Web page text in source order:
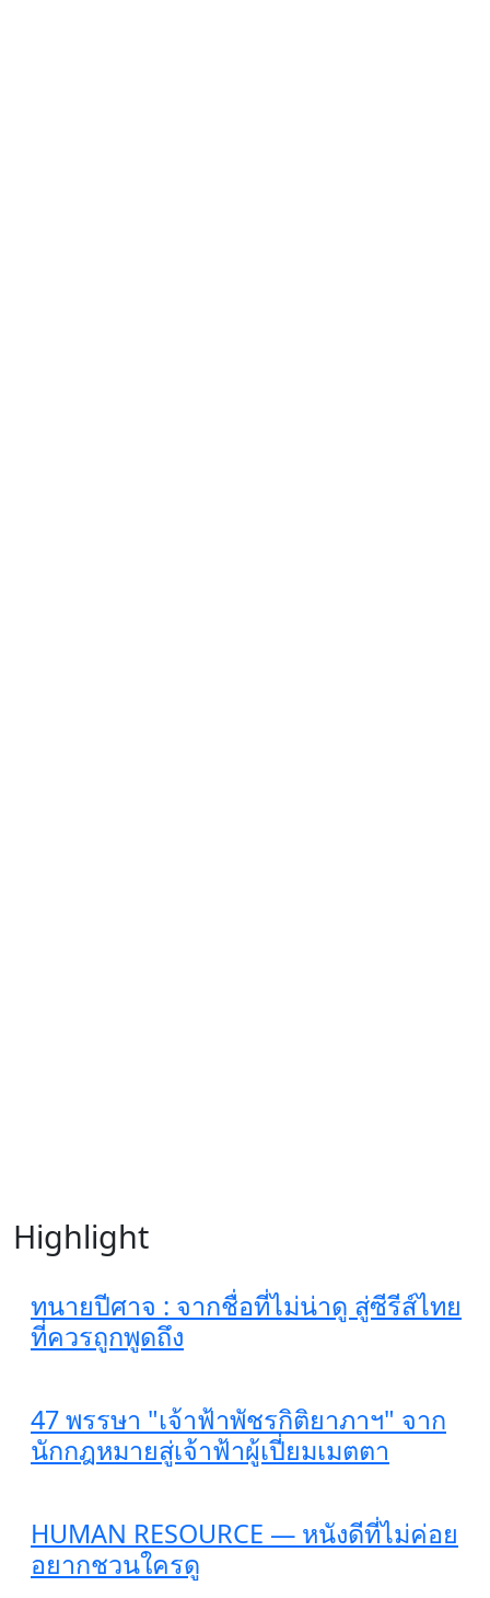
Highlight
ทนายปีศาจ : จากชื่อที่ไม่น่าดู สู่ซีรีส์ไทย
ที่ควรถูกพูดถึง
47 พรรษา "เจ้าฟ้าพัชรกิติยาภาฯ" จาก
นักกฎหมายสู่เจ้าฟ้าผู้เปี่ยมเมตตา
HUMAN RESOURCE — หนังดีที่ไม่ค่อย
อยากชวนใครดู